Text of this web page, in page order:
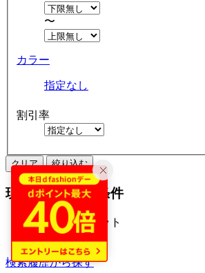
〜
カラー
指定なし
割引率
クリア 絞り込む
現在の絞り込み条件
テニスラケット
アウトレット
検索履歴から探す